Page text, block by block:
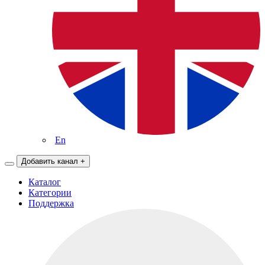
En
Добавить канал +
Каталог
Категории
Поддержка